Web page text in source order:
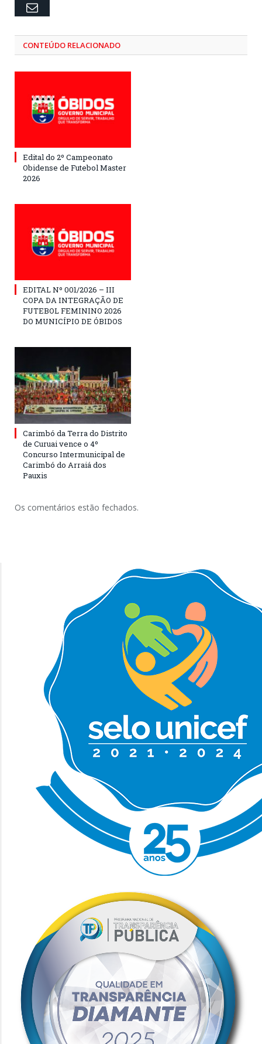
Email
CONTEÚDO RELACIONADO
Edital do 2º Campeonato
Obidense de Futebol Master
2026
EDITAL Nº 001/2026 – III
COPA DA INTEGRAÇÃO DE
FUTEBOL FEMININO 2026
DO MUNICÍPIO DE ÓBIDOS
Carimbó da Terra do Distrito
de Curuai vence o 4º
Concurso Intermunicipal de
Carimbó do Arraiá dos
Pauxis
Os comentários estão fechados.